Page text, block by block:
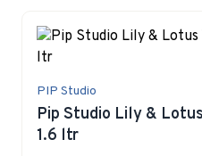
PIP Studio
Pip Studio Lily &
1.6 ltr